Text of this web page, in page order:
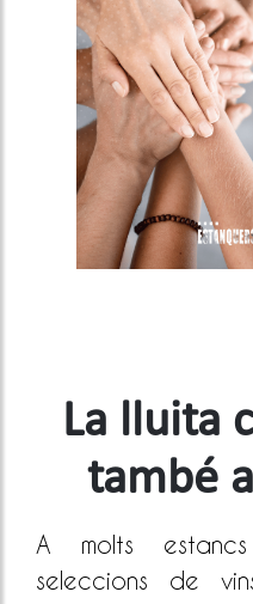
La lluita
també
A molts
seleccions de